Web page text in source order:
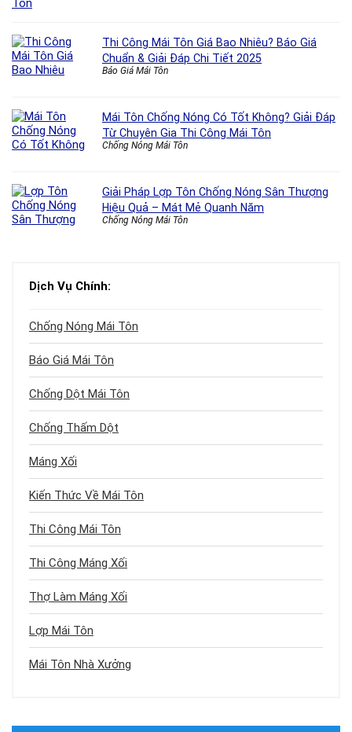
Thi Công Mái Tôn Giá Bao Nhiêu? Báo Giá
Chuẩn & Giải Đáp Chi Tiết 2025
Báo Giá Mái Tôn
Mái Tôn Chống Nóng Có Tốt Không? Giải Đáp
Từ Chuyên Gia Thi Công Mái Tôn
Chống Nóng Mái Tôn
Giải Pháp Lợp Tôn Chống Nóng Sân Thượng
Hiệu Quả – Mát Mẻ Quanh Năm
Chống Nóng Mái Tôn
Dịch Vụ Chính:
Chống Nóng Mái Tôn
Báo Giá Mái Tôn
Chống Dột Mái Tôn
Chống Thấm Dột
Máng Xối
Kiến Thức Về Mái Tôn
Thi Công Mái Tôn
Thi Công Máng Xối
Thợ Làm Máng Xối
Lợp Mái Tôn
Mái Tôn Nhà Xưởng